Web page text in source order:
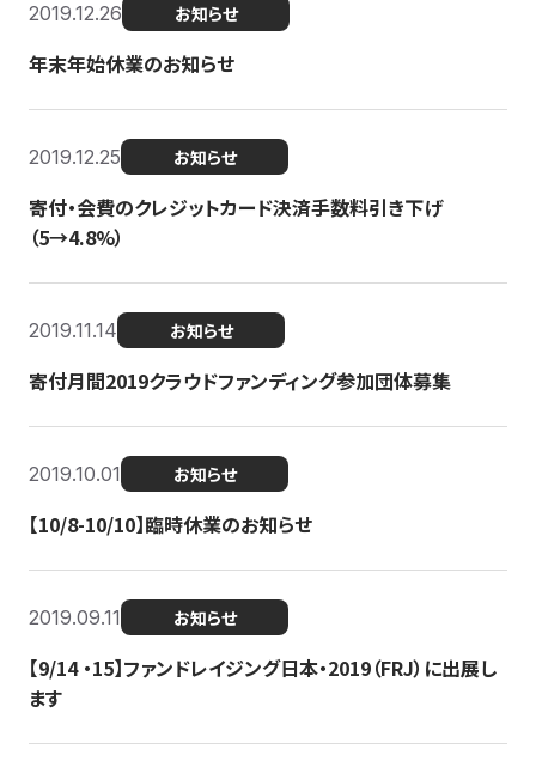
2019.12.26 お知らせ
年末年始休業のお知らせ
2019.12.25 お知らせ
寄付・会費のクレジットカード決済手数料引き下げ
（5→4.8%）
2019.11.14 お知らせ
寄付月間2019クラウドファンディング参加団体募集
2019.10.01 お知らせ
【10/8-10/10】臨時休業のお知らせ
2019.09.11 お知らせ
【9/14 ・15】ファンドレイジング日本・2019（FRJ）に出展し
ます